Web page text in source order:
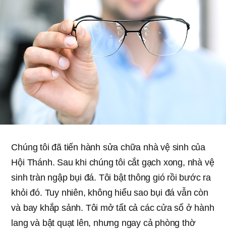
Chúng tôi đã tiến hành sửa chữa nhà vệ sinh của
Hội Thánh. Sau khi chúng tôi cắt gạch xong, nhà vệ
sinh tràn ngập bụi đá. Tôi bật thông gió rồi bước ra
khỏi đó. Tuy nhiên, không hiểu sao bụi đá vẫn còn
và bay khắp sảnh. Tôi mở tất cả các cửa sổ ở hành
lang và bật quạt lên, nhưng ngay cả phòng thờ